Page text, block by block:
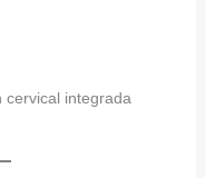
integrada